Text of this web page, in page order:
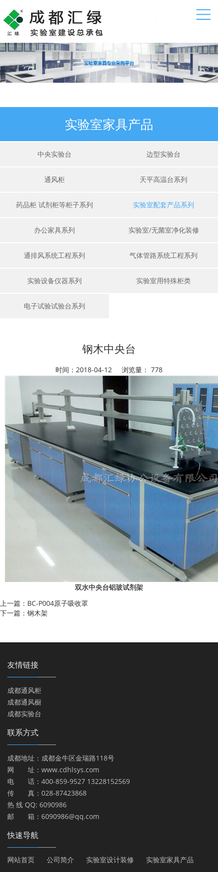
实验室家具产品
中央实验台 边型实验台
通风柜 天平高温台系列
药品柜 试剂柜等柜子系列 实验室配套产品系列
办公家具系列 实验室/无菌室净化装修
通排风系统工程系列 气体管路系统工程系列
实验设备仪器系列 实验室用特殊柜类
电子试验试验台系列
钢木中央台
时间：2018-04-12 浏览量： 778
双水中央台铝玻试剂架
上一篇：BC-P004原子吸收罩
下一篇：钢木架
友情链接
成都通风柜
成都通风橱
成都实验台
联系方式
成都地址：成都金牛区金瑞路118号
网 址：www.cdhlsys.com
电 话：400-859-9527 13228152569
传 真：028-87423868
热 线 QQ: 6090986
邮 箱：6090986@qq.com
快速导航
网站首页 公司简介 实验室设计装修 实验室家具产品